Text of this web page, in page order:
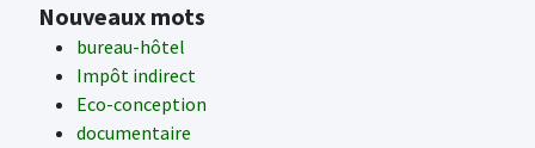
Nouveaux mots
bureau-hôtel
Impôt indirect
Eco-conception
documentaire